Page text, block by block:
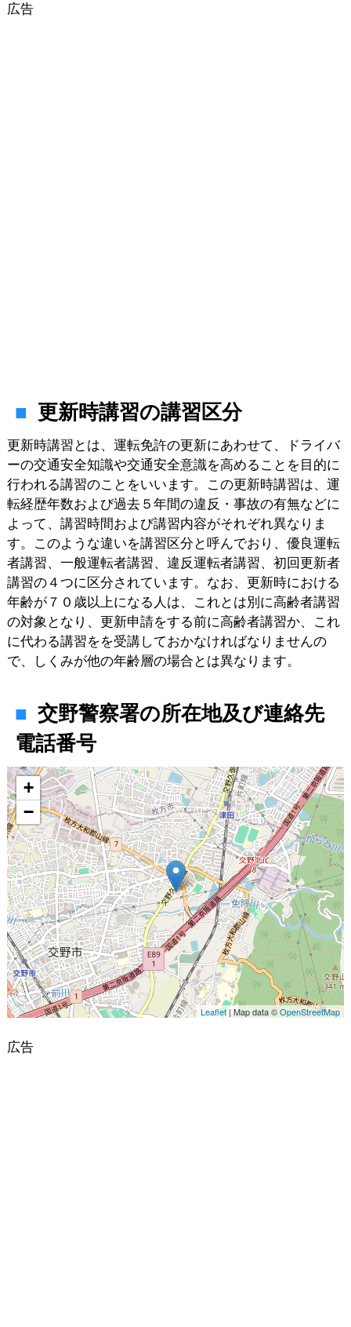
広告
更新時講習の講習区分
更新時講習とは、運転免許の更新にあわせて、ドライバ
ーの交通安全知識や交通安全意識を高めることを目的に
行われる講習のことをいいます。この更新時講習は、運
転経歴年数および過去５年間の違反・事故の有無などに
よって、講習時間および講習内容がそれぞれ異なりま
す。このような違いを講習区分と呼んでおり、優良運転
者講習、一般運転者講習、違反運転者講習、初回更新者
講習の４つに区分されています。なお、更新時における
年齢が７０歳以上になる人は、これとは別に高齢者講習
の対象となり、更新申請をする前に高齢者講習か、これ
に代わる講習をを受講しておかなければなりませんの
で、しくみが他の年齢層の場合とは異なります。
交野警察署の所在地及び連絡先
電話番号
地図
+
−
Leaflet| Map data ©OpenStreetMap
広告